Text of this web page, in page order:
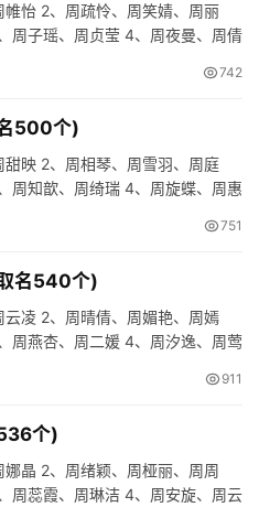
怡 2、周疏怜、周笑婧、周丽
周子瑶、周贞莹 4、周夜曼、周倩
742
500个)
映 2、周相琴、周雪羽、周庭
周知歆、周绮瑞 4、周旋蝶、周惠
751
名540个)
凌 2、周晴倩、周媚艳、周嫣
周燕杏、周二媛 4、周汐逸、周莺
911
个)
晶 2、周绪颖、周桠丽、周周
周蕊霞、周琳洁 4、周安旋、周云